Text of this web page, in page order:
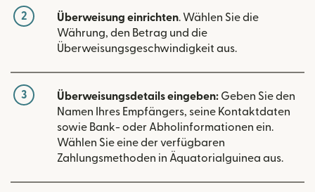
2 Überweisung einrichten. Wählen Sie die
Währung, den Betrag und die
Überweisungsgeschwindigkeit aus.
3 Überweisungsdetails eingeben: Geben Sie den
Namen Ihres Empfängers, seine Kontaktdaten
sowie Bank- oder Abholinformationen ein.
Wählen Sie eine der verfügbaren
Zahlungsmethoden in Äquatorialguinea aus.